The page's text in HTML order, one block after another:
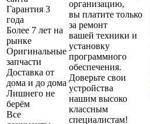
Гарантия 3
года
Более 7 лет на
рынке
Оригинальные
запчасти
Доставка от
дома и до дома
Лишнего не
берём
Все
организацию,
вы платите только
за ремонт
вашей техники и
установку
программного
обеспечения.
Доверьте свои
устройства
нашим высоко
классным
специалистам!